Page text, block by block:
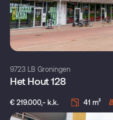
9723 LB Groningen
Het Hout 128
€ 219.000,- k.k. 41 m²